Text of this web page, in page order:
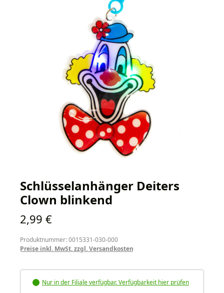
Schlüsselanhänger Deiters
Clown blinkend
Regulärer Preis:
2,99 €
Produktnummer: 0015331-030-000
Preise inkl. MwSt. zzgl. Versandkosten
Nur in der Filiale verfügbar. Verfügbarkeit hier prüfen